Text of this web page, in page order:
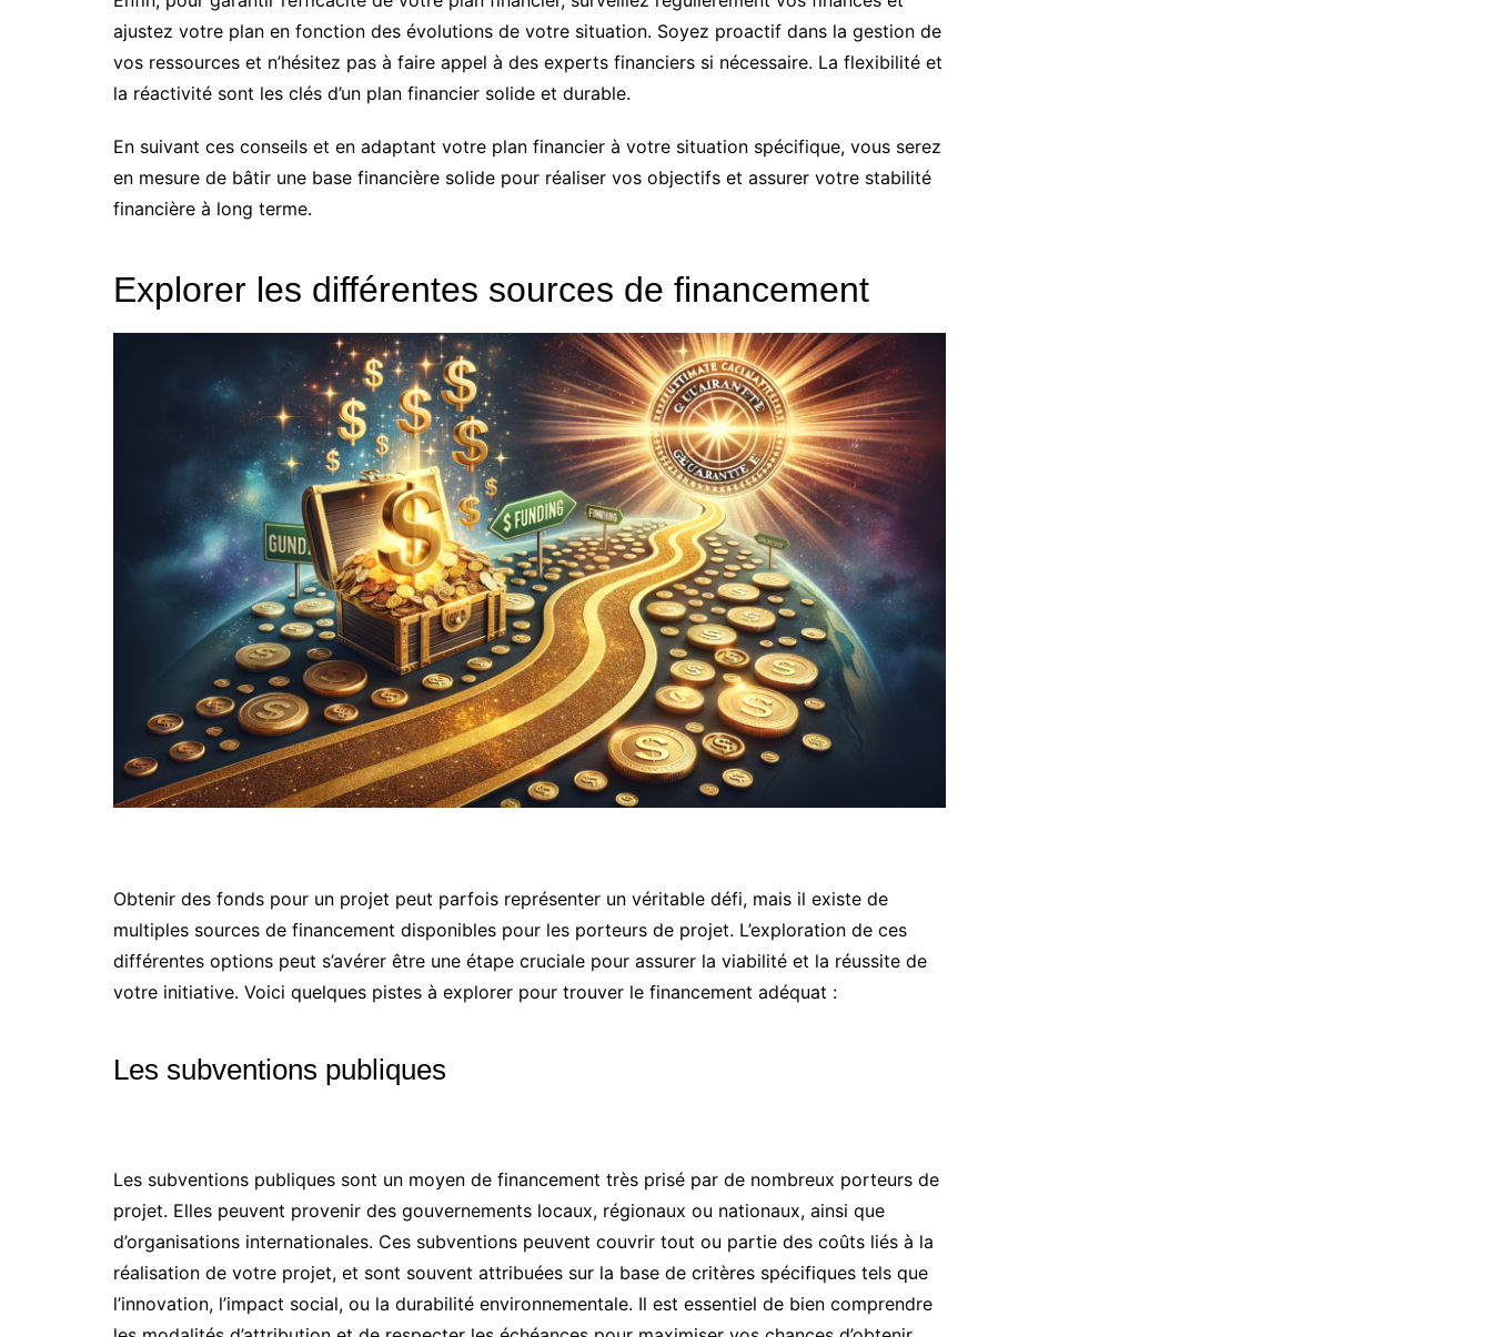
ajustez votre plan en fonction des évolutions de votre situation. Soyez proactif dans la gestion de
vos ressources et n’hésitez pas à faire appel à des experts financiers si nécessaire. La flexibilité et
la réactivité sont les clés d’un plan financier solide et durable.
En suivant ces conseils et en adaptant votre plan financier à votre situation spécifique, vous serez
en mesure de bâtir une base financière solide pour réaliser vos objectifs et assurer votre stabilité
financière à long terme.
Explorer les différentes sources de financement
Obtenir des fonds pour un projet peut parfois représenter un véritable défi, mais il existe de
multiples sources de financement disponibles pour les porteurs de projet. L’exploration de ces
différentes options peut s’avérer être une étape cruciale pour assurer la viabilité et la réussite de
votre initiative. Voici quelques pistes à explorer pour trouver le financement adéquat :
Les subventions publiques
Les subventions publiques sont un moyen de financement très prisé par de nombreux porteurs de
projet. Elles peuvent provenir des gouvernements locaux, régionaux ou nationaux, ainsi que
d’organisations internationales. Ces subventions peuvent couvrir tout ou partie des coûts liés à la
réalisation de votre projet, et sont souvent attribuées sur la base de critères spécifiques tels que
l’innovation, l’impact social, ou la durabilité environnementale. Il est essentiel de bien comprendre